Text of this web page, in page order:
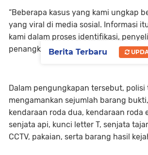
“Beberapa kasus yang kami ungkap
yang viral di media sosial. Informasi
kami dalam proses identifikasi,
penangkapan terhadap para pelaku,”
Dalam pengungkapan tersebut,
mengamankan sejumlah barang
kendaraan roda dua, kendaraan roda
senjata api, kunci letter T, senjata
CCTV, pakaian, serta barang hasil
Berita Terbaru